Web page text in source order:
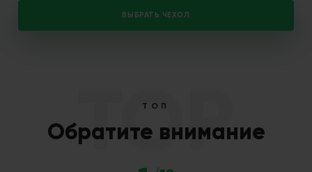
ВЫБРАТЬ ЧЕХОЛ
ТОП
Обратите внимание
TOP